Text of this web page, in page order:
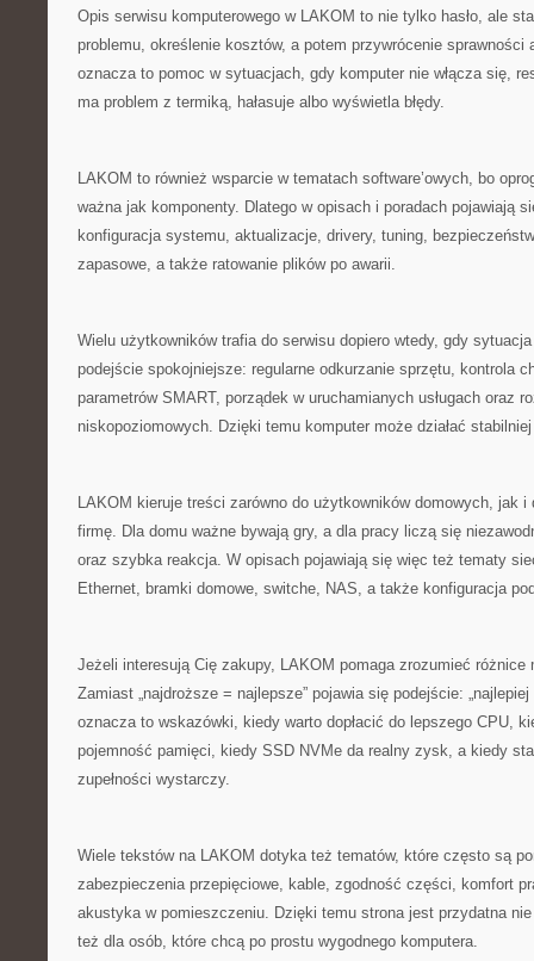
Opis serwisu komputerowego w LAKOM to nie tylko hasło, ale
problemu, określenie kosztów, a potem przywrócenie sprawności
oznacza to pomoc w sytuacjach, gdy komputer nie włącza się,
ma problem z termiką, hałasuje albo wyświetla błędy.
LAKOM to również wsparcie w tematach software’owych, bo
ważna jak komponenty. Dlatego w opisach i poradach pojawiają
konfiguracja systemu, aktualizacje, drivery, tuning,
zapasowe, a także ratowanie plików po awarii.
Wielu użytkowników trafia do serwisu dopiero wtedy, gdy
podejście spokojniejsze: regularne odkurzanie sprzętu, kontrola
parametrów SMART, porządek w uruchamianych usługach oraz
niskopoziomowych. Dzięki temu komputer może działać
LAKOM kieruje treści zarówno do użytkowników domowych, jak i
firmę. Dla domu ważne bywają gry, a dla pracy liczą się
oraz szybka reakcja. W opisach pojawiają się więc też tematy
Ethernet, bramki domowe, switche, NAS, a także konfiguracja
Jeżeli interesują Cię zakupy, LAKOM pomaga zrozumieć różnice
Zamiast „najdroższe = najlepsze” pojawia się podejście:
oznacza to wskazówki, kiedy warto dopłacić do lepszego CPU,
pojemność pamięci, kiedy SSD NVMe da realny zysk, a kiedy
zupełności wystarczy.
Wiele tekstów na LAKOM dotyka też tematów, które często są
zabezpieczenia przepięciowe, kable, zgodność części, komfort
akustyka w pomieszczeniu. Dzięki temu strona jest przydatna nie
też dla osób, które chcą po prostu wygodnego komputera.